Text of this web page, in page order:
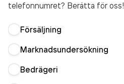
telefonnumret? Berätta för oss!
Försäljning
Marknadsundersökning
Bedrägeri